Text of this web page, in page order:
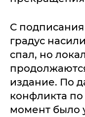
С
градус
спал, но
издание. По
конфликта
момент было